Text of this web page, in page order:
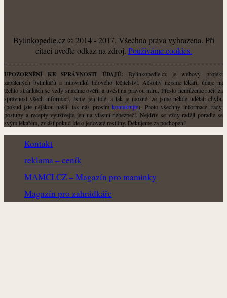
Bylinkopedie.cz © 2014 - 2017. Všechna práva vyhrazena. Při
citaci uveďte odkaz na zdroj. Použiváme cookies.
UPOZORNĚNÍ KE SPRÁVNOSTI ÚDAJŮ: Bylinkopedie.cz je webový projekt
zapálených bylinkářů a milovníků lidového léčitelství. Ačkoliv nejsme lékaři, údaje na
těchto stránkách se vždy snažíme ověřit a uvést na pravou míru. Přesto nemůžeme ručit za
správnost všech informací. Jsme jen lidé, a tak je možné, že jsme někde udělali chybu
(pokud jste nějakou našli, tak nás prosímkontaktujte). Proto všechny informace, rady,
postupy a recepty využívejte jen na vlastní nebezpečí. Nejdřív se vždy raději poraďte se
svým lékařem, zvlášť pokud jde o jedovaté rostliny. Děkujeme za pochopení!
Kontakt
reklama – ceník
MAMCI.CZ – Magazín pro maminky
Magazín pro zahrádkáře